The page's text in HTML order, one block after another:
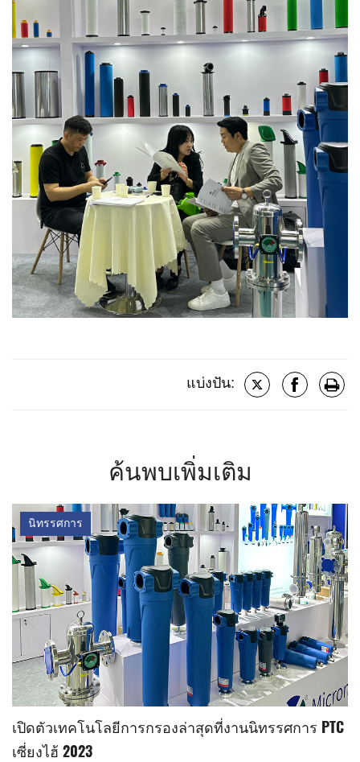
แบ่งปัน:
ค้นพบเพิ่มเติม
นิทรรศการ
เปิดตัวเทคโนโลยีการกรองล่าสุดที่งานนิทรรศการ PTC
เซี่ยงไฮ้ 2023